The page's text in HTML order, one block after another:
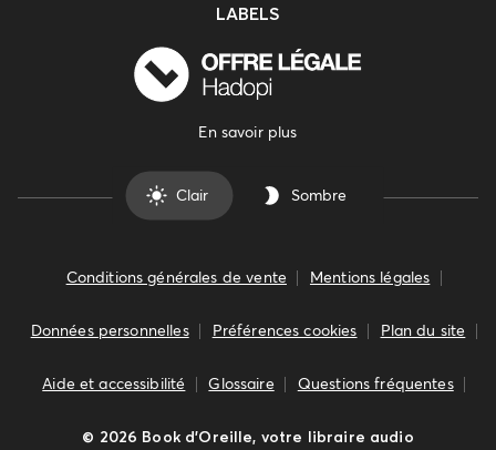
LABELS
En savoir plus
Clair Sombre
Conditions générales de vente Mentions légales
Données personnelles Préférences cookies Plan du site
Aide et accessibilité Glossaire Questions fréquentes
© 2026 Book d’Oreille, votre libraire audio